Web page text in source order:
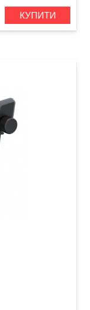
КУПИТИ